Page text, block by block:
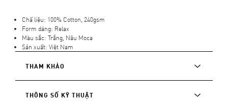
Chấ liệu: 100% Cotton, 240gsm
Form dáng: Relax
Màu sắc: Trắng, Nâu Moca
Sản xuất: Việt Nam
THAM KHẢO
THÔNG SỐ KỸ THUẬT